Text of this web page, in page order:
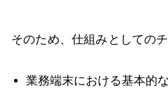
そのため、仕組みとしての
業務端末における基本的